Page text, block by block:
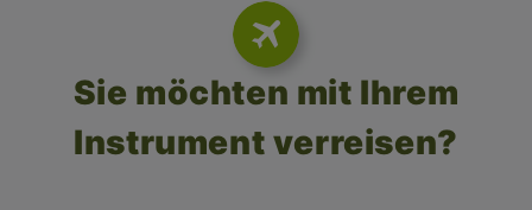
Sie möchten mit Ihrem
Instrument verreisen?